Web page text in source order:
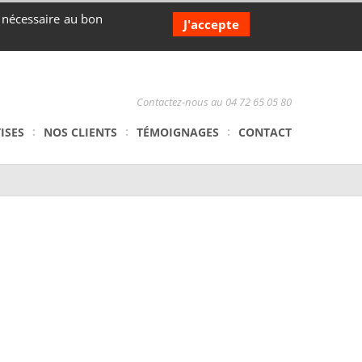
Contactez-nous au 04 72 65 05 80
NOS CLIENTS TÉMOIGNAGES CONTACT
au bon
J'accepte